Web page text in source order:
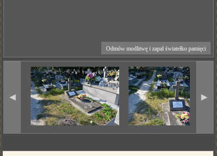
Odmów modlitwę i zapal światełko pamięci
◄ ►